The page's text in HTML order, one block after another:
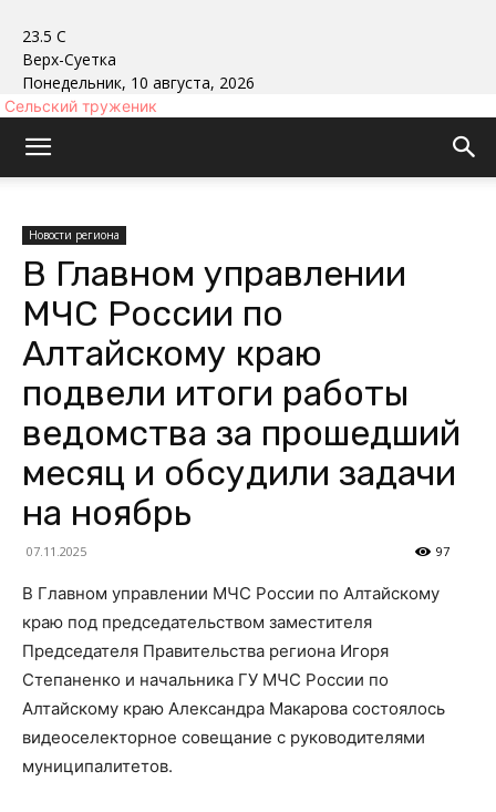
23.5 C
Верх-Суетка
Понедельник, 10 августа, 2026
Сельский труженик
Новости региона
В Главном управлении
МЧС России по
Алтайскому краю
подвели итоги работы
ведомства за прошедший
месяц и обсудили задачи
на ноябрь
07.11.2025 97
В Главном управлении МЧС России по Алтайскому
краю под председательством заместителя
Председателя Правительства региона Игоря
Степаненко и начальника ГУ МЧС России по
Алтайскому краю Александра Макарова состоялось
видеоселекторное совещание с руководителями
муниципалитетов.